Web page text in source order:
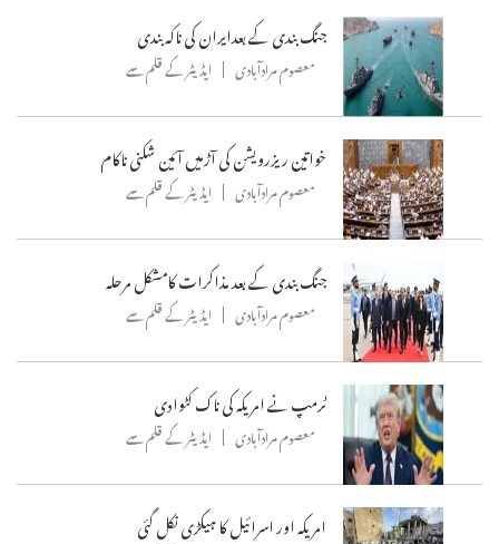
جنگ بندی کے بعدایران کی ناکہ بندی
معصوم مرادآبادی ایڈیٹر کے قلم سے
خواتین ریزرویشن کی آڑمیں آئین شکنی ناکام
معصوم مرادآبادی ایڈیٹر کے قلم سے
جنگ بندی کے بعد مذاکرات کامشکل مرحلہ
معصوم مرادآبادی ایڈیٹر کے قلم سے
ٹرمپ نے امریکہ کی ناک کٹوادی
معصوم مرادآبادی ایڈیٹر کے قلم سے
امریکہ اور اسرائیل کا ہیکڑی نکل گئی